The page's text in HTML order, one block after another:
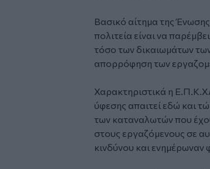
Βασικό αίτημα της
πολιτεία είναι να
τόσο των δικαιωμάτων
απορρόφηση των
Χαρακτηριστικά η
ύφεσης απαιτεί εδώ και
των καταναλωτών που
στους εργαζόμενους σε
κινδύνου και ενημέρωναν